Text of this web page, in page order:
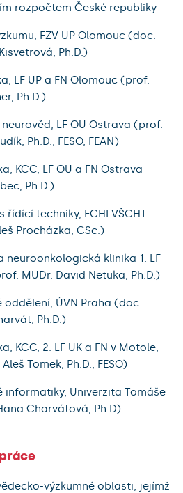
rozpočtem České republiky
FZV UP Olomouc (doc.
Ph.D.)
LF UP a FN Olomouc (prof.
Ph.D.)
LF OU Ostrava (prof.
Ph.D., FESO, FEAN)
KCC, LF OU a FN Ostrava
Ph.D.)
techniky, FCHI VŠCHT
Procházka, CSc.)
neuroonkologická klinika 1. LF
MUDr. David Netuka, Ph.D.)
ÚVN Praha (doc.
Ph.D.)
KCC, 2. LF UK a FN v Motole,
Tomek, Ph.D., FESO)
informatiky, Univerzita Tomáše
Charvátová, Ph.D)
výzkumné oblasti, jejímž